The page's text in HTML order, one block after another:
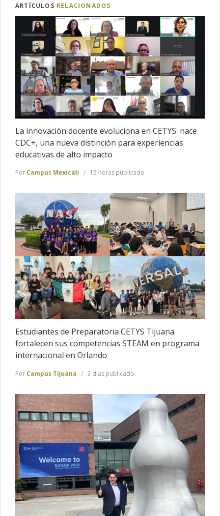
ARTÍCULOS RELACIONADOS
La innovación docente evoluciona en CETYS: nace
CDC+, una nueva distinción para experiencias
educativas de alto impacto
Por Campus Mexicali 15 horas publicado
Estudiantes de Preparatoria CETYS Tijuana
fortalecen sus competencias STEAM en programa
internacional en Orlando
Por Campus Tijuana 3 días publicado